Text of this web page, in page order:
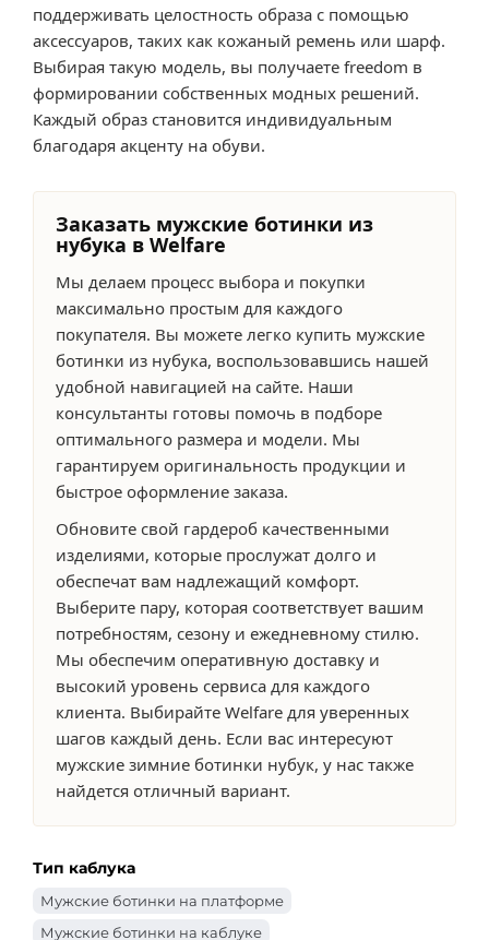
поддерживать целостность образа с помощью
аксессуаров, таких как кожаный ремень или шарф.
Выбирая такую модель, вы получаете freedom в
формировании собственных модных решений.
Каждый образ становится индивидуальным
благодаря акценту на обуви.
Заказать мужские ботинки из
нубука в Welfare
Мы делаем процесс выбора и покупки
максимально простым для каждого
покупателя. Вы можете легко купить мужские
ботинки из нубука, воспользовавшись нашей
удобной навигацией на сайте. Наши
консультанты готовы помочь в подборе
оптимального размера и модели. Мы
гарантируем оригинальность продукции и
быстрое оформление заказа.
Обновите свой гардероб качественными
изделиями, которые прослужат долго и
обеспечат вам надлежащий комфорт.
Выберите пару, которая соответствует вашим
потребностям, сезону и ежедневному стилю.
Мы обеспечим оперативную доставку и
высокий уровень сервиса для каждого
клиента. Выбирайте Welfare для уверенных
шагов каждый день. Если вас интересуют
мужские зимние ботинки нубук, у нас также
найдется отличный вариант.
Тип каблука
Мужские ботинки на платформе
Мужские ботинки на каблуке